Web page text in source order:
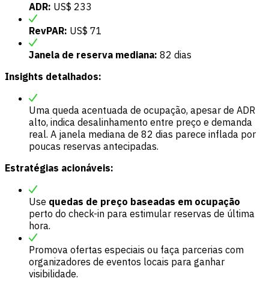
ADR: US$ 233
RevPAR: US$ 71
Janela de reserva mediana: 82 dias
Insights detalhados:
Uma queda acentuada de ocupação, apesar de ADR
alto, indica desalinhamento entre preço e demanda
real. A janela mediana de 82 dias parece inflada por
poucas reservas antecipadas.
Estratégias acionáveis:
Use quedas de preço baseadas em ocupação
perto do check-in para estimular reservas de última
hora.
Promova ofertas especiais ou faça parcerias com
organizadores de eventos locais para ganhar
visibilidade.